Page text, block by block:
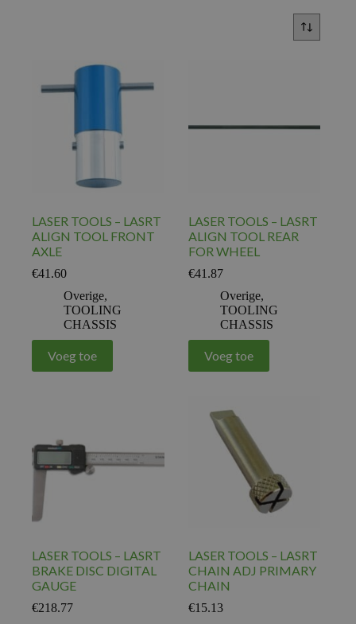
LASER TOOLS – LASRT
ALIGN TOOL FRONT
AXLE
€41.60
Overige,
TOOLING
CHASSIS
Voeg toe
LASER TOOLS – LASRT
ALIGN TOOL REAR
FOR WHEEL
€41.87
Overige,
TOOLING
CHASSIS
Voeg toe
LASER TOOLS – LASRT
BRAKE DISC DIGITAL
GAUGE
€218.77
LASER TOOLS – LASRT
CHAIN ADJ PRIMARY
CHAIN
€15.13